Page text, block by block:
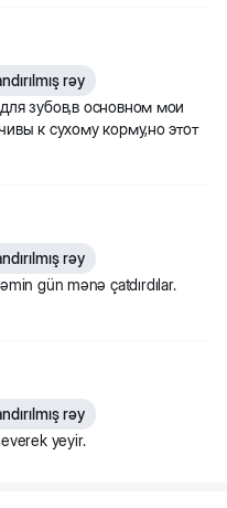
rəy
зубов,в основном мои
к сухому корму,но этот
rəy
gün mənə çatdırdılar.
rəy
yeyir.